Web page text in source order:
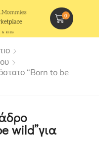
0
“Born to be
wild”για